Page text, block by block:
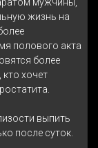
жизнь на
полового акта
более
хочет
выпить
после суток.